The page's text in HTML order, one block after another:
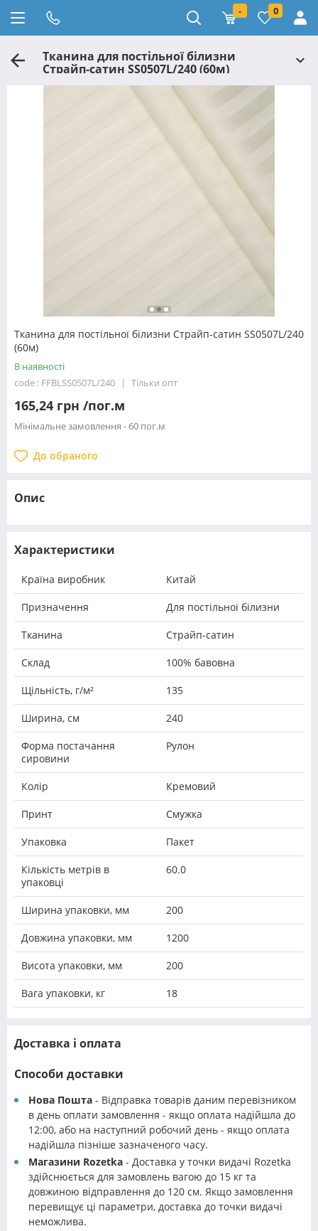
- 0
Тканина для постільної білизни
Страйп-сатин SS0507L/240 (60м)
Тканина для постільної білизни Страйп-сатин SS0507L/240
(60м)
В наявності
code : FFBLSS0507L/240
Тільки опт
165,24 грн /пог.м
Мінімальне замовлення - 60 пог.м
До обраного
Опис
Характеристики
Країна виробник Китай
Призначення Для постільної білизни
Тканина Страйп-сатин
Склад 100% бавовна
Щільність, г/м² 135
Ширина, см 240
Форма постачання
сировини
Рулон
Колір Кремовий
Принт Смужка
Упаковка Пакет
Кількість метрів в
упаковці
60.0
Ширина упаковки, мм 200
Довжина упаковки, мм 1200
Висота упаковки, мм 200
Вага упаковки, кг 18
Доставка і оплата
Способи доставки
Нова Пошта - Відправка товарів даним перевізником
в день оплати замовлення - якщо оплата надійшла до
12:00, або на наступний робочий день - якщо оплата
надійшла пізніше зазначеного часу.
Магазини Rozetka - Доставка у точки видачі Rozetka
здійснюється для замовлень вагою до 15 кг та
довжиною відправлення до 120 см. Якщо замовлення
перевищує ці параметри, доставка до точки видачі
неможлива.